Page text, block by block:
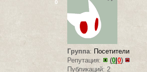
0
Группа: Посетители
Репутация:
(0 |0)
Публикаций: 2